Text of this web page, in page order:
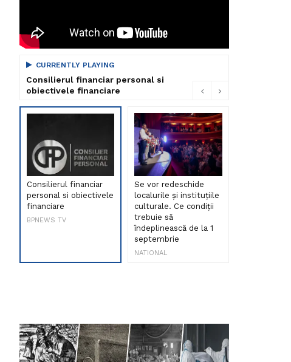
CURRENTLY PLAYING
Consilierul financiar personal si
obiectivele financiare
Consilierul financiar
personal si obiectivele
financiare
BPNEWS TV
Se vor redeschide
localurile și instituțiile
culturale. Ce condiții
trebuie să
îndeplinească de la 1
septembrie
NATIONAL